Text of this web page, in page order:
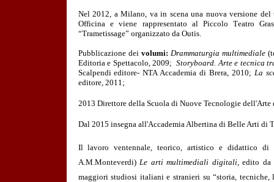
Nel 2012, a Milano, va in scena una nuova versione
Officina e viene rappresentato al Piccolo Teatro
“Trametissage” organizzato da Outis.
Pubblicazione dei volumi: Drammaturgia multimediale
Editoria e Spettacolo, 2009;Storyboard. Arte e tecnica
Scalpendi editore- NTA Accademia di Brera, 2010;La
editore, 2011;
2013 Direttore della Scuola di Nuove Tecnologie
Dal 2015 insegna all'Accademia Albertina di Belle Arti di
Il lavoro ventennale, teorico, artistico e didattico
A.M.Monteverdi)Le arti multimediali digitali, edito da
maggiori studiosi italiani e stranieri su “storia,